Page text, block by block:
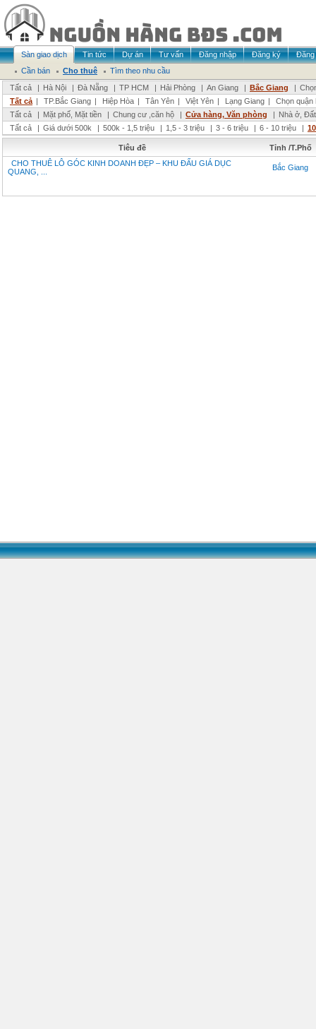
Sàn giao dịch Tin tức Dự án Tư vấn Đăng nhập Đăng ký
Đăng
Cần bán
Cho thuê
Tìm theo nhu cầu
Tất cả
| Hà Nội | Đà Nẵng | TP HCM | Hải Phòng | An Giang | Bắc Giang |
Tất cả | TP.Bắc Giang | Hiệp Hòa | Tân Yên | Việt Yên | Lạng Giang |
Chọn quận
Tất cả
| Mặt phố, Mặt tiền | Chung cư ,căn hộ | Cửa hàng, Văn phòng | Nhà ở,
Tất cả
| Giá dưới 500k | 500k - 1,5 triệu | 1,5 - 3 triệu | 3 - 6 triệu | 6 - 10 triệu |
Tiêu đề
Tỉnh /T.Phố
CHO THUÊ LÔ GÓC KINH DOANH ĐẸP – KHU ĐẤU GIÁ DỤC
QUANG, ...
Bắc Giang